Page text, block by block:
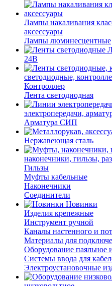
Лампы накаливания
аксессуары
Лампы люминесцентные
24В
светодиодные,
Контроллер
Лента светодиодная
электропередачи,
Арматура СИП
Нержавеющая сталь
наконечники, гильзы,
Гильзы
Муфты кабельные
Наконечники
Соединители
Новинки
Изделия крепежные
Инструмент ручной
Каналы настенного и
Материалы для
Оборудование паяльное
Системы ввода для
Электроустановочные